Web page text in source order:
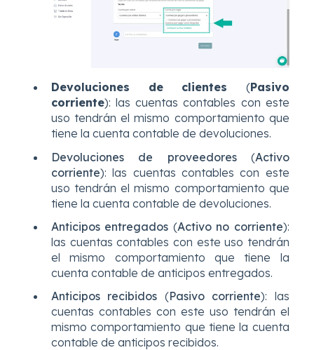
Devoluciones de clientes (Pasivo
corriente): las cuentas contables con este
uso tendrán el mismo comportamiento que
tiene la cuenta contable de devoluciones.
Devoluciones de proveedores(Activo
corriente): las cuentas contables con este
uso tendrán el mismo comportamiento que
tiene la cuenta contable de devoluciones.
Anticipos entregados (Activo no corriente):
las cuentas contables con este uso tendrán
el mismo comportamiento que tiene la
cuenta contable de anticipos entregados.
Anticipos recibidos (Pasivo corriente): las
cuentas contables con este uso tendrán el
mismo comportamiento que tiene la cuenta
contable de anticipos recibidos.